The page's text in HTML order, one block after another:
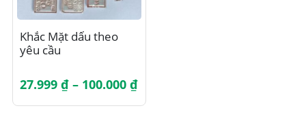
sản
phẩm
phẩm
này
nhiều
biến
thể.
Khắc Mặt dấu theo
yêu cầu
27.999 ₫ – 100.000 ₫Khoảng
từ